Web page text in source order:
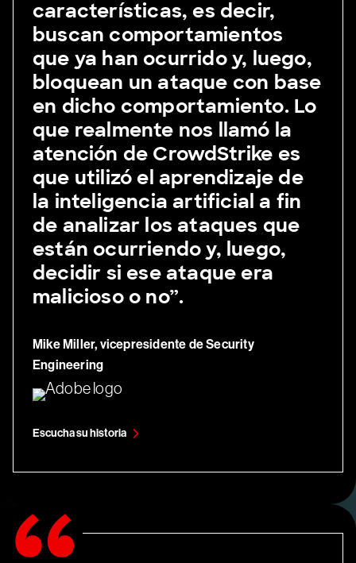
características, es decir,
buscan comportamientos
que ya han ocurrido y, luego,
bloquean un ataque con base
en dicho comportamiento. Lo
que realmente nos llamó la
atención de CrowdStrike es
que utilizó el aprendizaje de
la inteligencia artificial a fin
de analizar los ataques que
están ocurriendo y, luego,
decidir si ese ataque era
malicioso o no”.
Mike Miller, vicepresidente de Security
Engineering
Escucha su historia